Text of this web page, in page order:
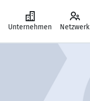
Unternehmen Netzwerk